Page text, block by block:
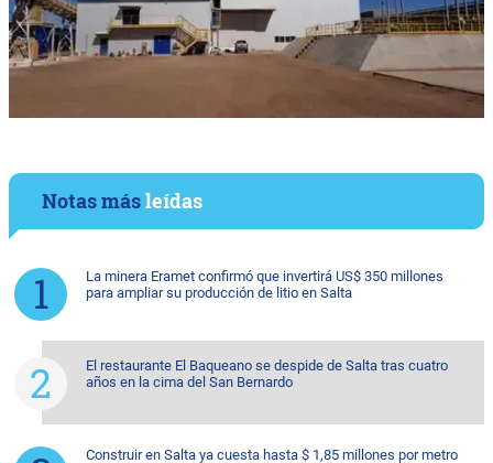
Notas másleídas
La minera Eramet confirmó que invertirá US$ 350 millones
para ampliar su producción de litio en Salta
El restaurante El Baqueano se despide de Salta tras cuatro
años en la cima del San Bernardo
Construir en Salta ya cuesta hasta $ 1,85 millones por metro